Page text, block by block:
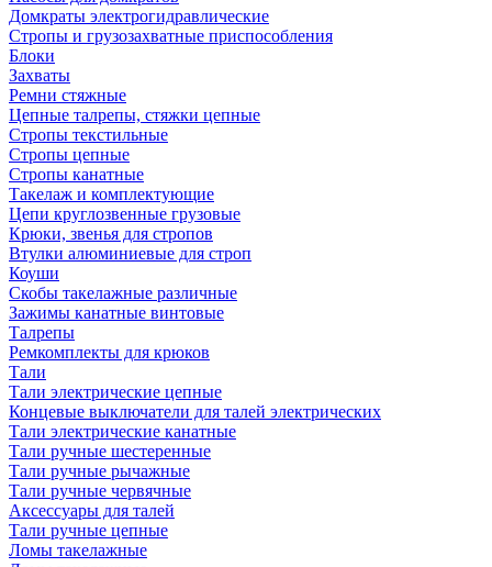
Домкраты электрогидравлические
Стропы и грузозахватные приспособления
Блоки
Захваты
Ремни стяжные
Цепные талрепы, стяжки цепные
Стропы текстильные
Стропы цепные
Стропы канатные
Такелаж и комплектующие
Цепи круглозвенные грузовые
Крюки, звенья для стропов
Втулки алюминиевые для строп
Коуши
Скобы такелажные различные
Зажимы канатные винтовые
Талрепы
Ремкомплекты для крюков
Тали
Тали электрические цепные
Концевые выключатели для талей электрических
Тали электрические канатные
Тали ручные шестеренные
Тали ручные рычажные
Тали ручные червячные
Аксессуары для талей
Тали ручные цепные
Ломы такелажные